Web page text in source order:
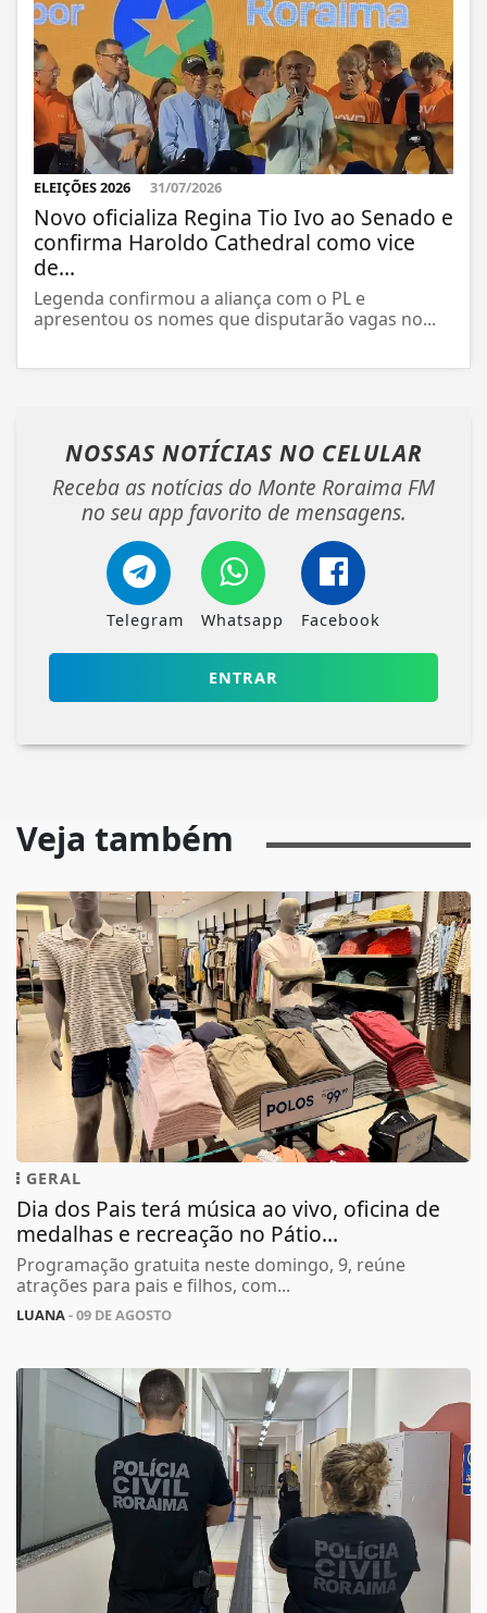
ELEIÇÕES 2026 31/07/2026
Novo oficializa Regina Tio Ivo ao Senado e
confirma Haroldo Cathedral como vice
de...
Legenda confirmou a aliança com o PL e
apresentou os nomes que disputarão vagas no...
NOSSAS NOTÍCIAS NO CELULAR
Receba as notícias do Monte Roraima FM
no seu app favorito de mensagens.
Telegram Whatsapp Facebook
ENTRAR
Veja também
GERAL
Dia dos Pais terá música ao vivo, oficina de
medalhas e recreação no Pátio...
Programação gratuita neste domingo, 9, reúne
atrações para pais e filhos, com...
LUANA- 09 DE AGOSTO